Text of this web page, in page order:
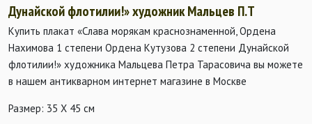
Дунайской флотилии!» художник Мальцев П.Т
Купить плакат «Слава морякам краснознаменной, Ордена
Нахимова 1 степени Ордена Кутузова 2 степени Дунайской
флотилии!» художника Мальцева Петра Тарасовича вы можете
в нашем антикварном интернет магазине в Москве
Размер: 35 Х 45 см